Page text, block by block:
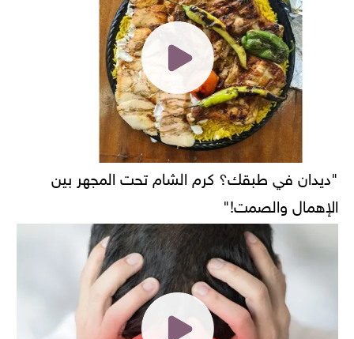
"ديدان في طبقك؟ كرم الشام تحت المجهر بين
الإهمال والصمت!"